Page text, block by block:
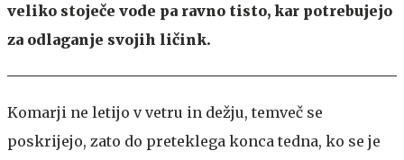
veliko stoječe vode pa ravno tisto, kar potrebujejo
za odlaganje svojih ličink.
Komarji ne letijo v vetru in dežju, temveč se
poskrijejo, zato do preteklega konca tedna, ko se je